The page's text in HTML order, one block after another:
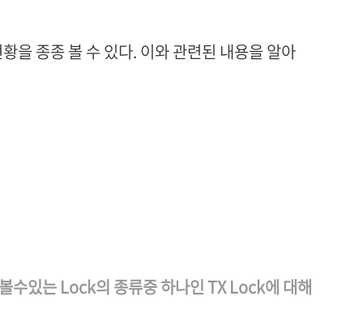
을 종종 볼 수 있다. 이와 관련된 내용을 알아
수있는 Lock의 종류중 하나인 TX Lock에 대해